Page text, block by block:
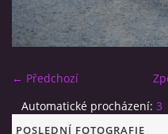
VIDLÁCKÝ VÍCEBOJ 2020 -
CO SI U NÁS DÁTE?
STUDENÁ KUCHYNĚ
← Předchozí
Automatické procházení: 3
POSLEDNÍ FOTOGRAFIE